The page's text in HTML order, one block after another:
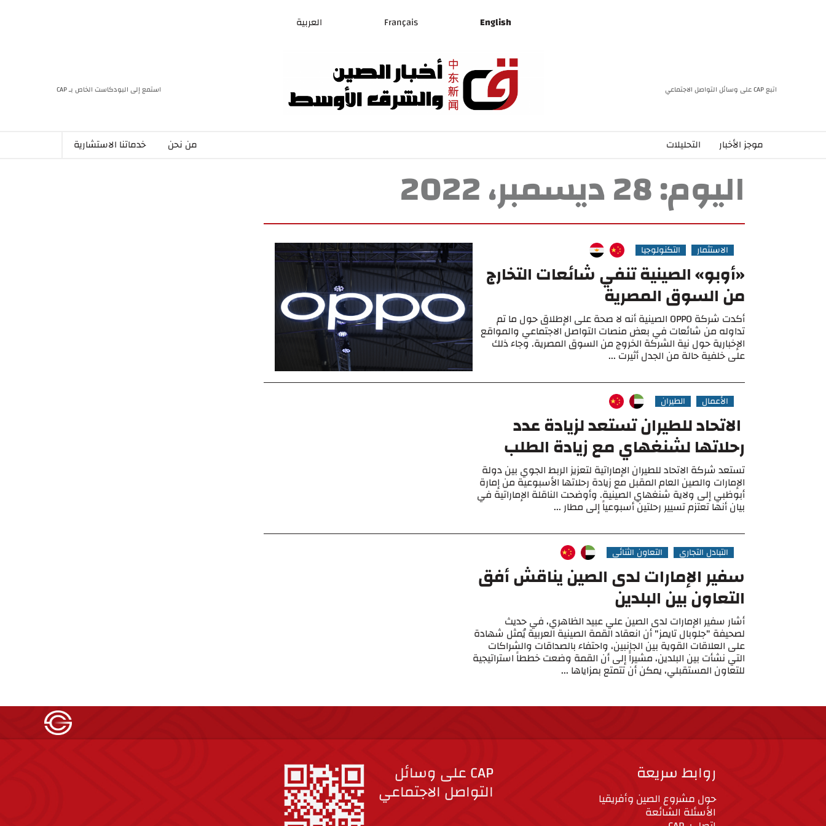
English
Français العربية
اتبع CAP على وسائل التواصل الاجتماعي استمع إلى البودكاست الخاص بـ CAP
موجز الأخبار التحليلات من نحن خدماتنا الاستشارية
اليوم:28 ديسمبر، 2022
الاستثمار التكنولوجيا
«أوبو» الصينية تنفي شائعات التخارج
من السوق المصرية
أكدت شركة OPPO الصينية أنه لا صحة على الإطلاق حول ما تم
تداوله من شائعات في بعض منصات التواصل الاجتماعي والمواقع
الإخبارية حول نية الشركة الخروج من السوق المصرية. وجاء ذلك
على خلفية حالة من الجدل أثيرت ...
الأعمال الطيران
الاتحاد للطيران تستعد لزيادة عدد
رحلاتها لشنغهاي مع زيادة الطلب
تستعد شركة الاتحاد للطيران الإماراتية لتعزيز الربط الجوي بين دولة
الإمارات والصين العام المقبل مع زيادة رحلاتها الأسبوعية من إمارة
أبوظبي إلى ولاية شنغهاي الصينية. وأوضحت الناقلة الإماراتية في
بيان أنها تعتزم تسيير رحلتين أسبوعياً إلى مطار ...
التبادل التجاري التعاون الثنائي
سفير الإمارات لدى الصين يناقش أفق
التعاون بين البلدين
أشار سفير الإمارات لدى الصين علي عبيد الظاهري، في حديث
لصحيفة "جلوبال تايمز" أن انعقاد القمة الصينية العربية يُمثل شهادة
على العلاقات القوية بين الجانبين، واحتفاء بالصداقات والشراكات
التي نشأت بين البلدين، مشيراًَ إلى أن القمة وضعت خططاً استراتيجية
للتعاون المستقبلي، يمكن أن تتمتع بمزاياها ...
روابط سريعة
حول مشروع الصين وأفريقيا
الأسئلة الشائعة
CAP على وسائل
التواصل الاجتماعي